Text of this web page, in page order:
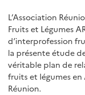
L’Association
Fruits et Légumes
d’interprofession
la présente étude
véritable plan de
fruits et légumes
Réunion.